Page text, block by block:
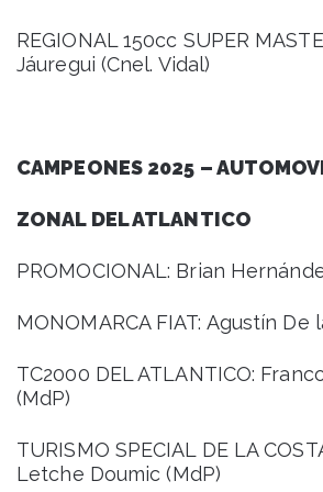
REGIONAL 150cc SUPER
Jáuregui (Cnel. Vidal)
CAMPEONES 2025 –
ZONAL DEL ATLANTICO
PROMOCIONAL: Brian
MONOMARCA FIAT: Agustín De
TC2000 DEL ATLANTICO:
(MdP)
TURISMO SPECIAL DE LA
Letche Doumic (MdP)